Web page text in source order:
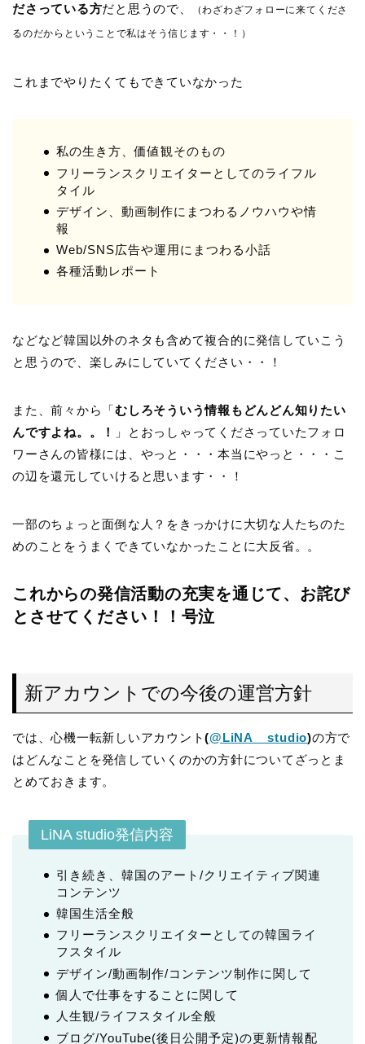
ださっている方だと思うので、 （わざわざフォローに来てくださ
るのだからということで私はそう信じます・・！）
これまでやりたくてもできていなかった
私の生き方、価値観そのもの
フリーランスクリエイターとしてのライフル
タイル
デザイン、動画制作にまつわるノウハウや情
報
Web/SNS広告や運用にまつわる小話
各種活動レポート
などなど韓国以外のネタも含めて複合的に発信していこう
と思うので、楽しみにしていてください・・！
また、前々から「むしろそういう情報もどんどん知りたい
んですよね。。！
」とおっしゃってくださっていたフォロ
ワーさんの皆様には、やっと・・・本当にやっと・・・こ
の辺を還元していけると思います・・！
一部のちょっと面倒な人？をきっかけに大切な人たちのた
めのことをうまくできていなかったことに大反省。。
これからの発信活動の充実を通じて、お詫び
とさせてください！！号泣
新アカウントでの今後の運営方針
では、心機一転新しいアカウント(@LiNA__studio)の方で
はどんなことを発信していくのかの方針についてざっとま
とめておきます。
LiNA studio発信内容
引き続き、韓国のアート/クリエイティブ関連
コンテンツ
韓国生活全般
フリーランスクリエイターとしての韓国ライ
フスタイル
デザイン/動画制作/コンテンツ制作に関して
個人で仕事をすることに関して
人生観/ライフスタイル全般
ブログ/YouTube(後日公開予定)の更新情報配